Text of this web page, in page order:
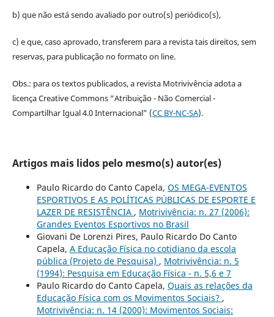
b) que não está sendo avaliado por outro(s) periódico(s),
c) e que, caso aprovado, transferem para a revista tais direitos, sem
reservas, para publicação no formato on line.
Obs.: para os textos publicados, a revista Motrivivência adota a
licença Creative Commons “Atribuição - Não Comercial -
Compartilhar Igual 4.0 Internacional” (CC BY-NC-SA).
Artigos mais lidos pelo mesmo(s) autor(es)
Paulo Ricardo do Canto Capela, OS MEGA-EVENTOS
ESPORTIVOS E AS POLÍTICAS PÚBLICAS DE ESPORTE E
LAZER DE RESISTÊNCIA , Motrivivência: n. 27 (2006):
Grandes Eventos Esportivos no Brasil
Giovani De Lorenzi Pires, Paulo Ricardo Do Canto
Capela, A Educação Física no cotidiano da escola
pública (Projeto de Pesquisa) , Motrivivência: n. 5
(1994): Pesquisa em Educação Física - n. 5,6 e 7
Paulo Ricardo do Canto Capela, Quais as relações da
Educação Física com os Movimentos Sociais? ,
Motrivivência: n. 14 (2000): Movimentos Sociais: